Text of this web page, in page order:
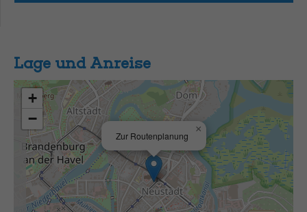
Lage und Anreise
Zur Routenplanung
×
+
−